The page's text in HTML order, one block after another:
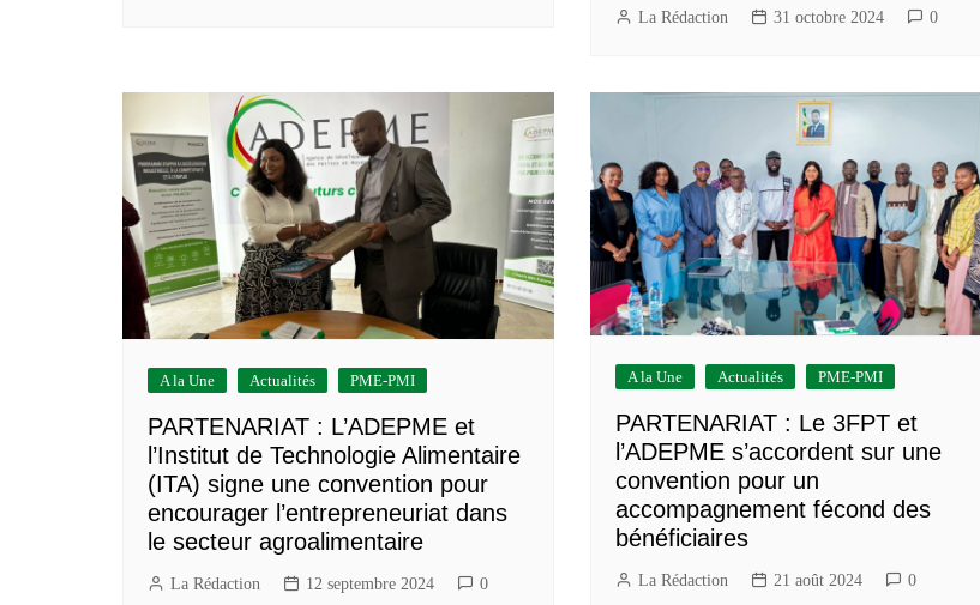
La Rédaction 31 octobre 2024 0
A la Une Actualités PME-PMI
PARTENARIAT : L’ADEPME et
l’Institut de Technologie Alimentaire
(ITA) signe une convention pour
encourager l’entrepreneuriat dans
le secteur agroalimentaire
La Rédaction 12 septembre 2024 0
A la Une Actualités PME-PMI
PARTENARIAT : Le 3FPT et
l’ADEPME s’accordent sur une
convention pour un
accompagnement fécond des
bénéficiaires
La Rédaction 21 août 2024 0